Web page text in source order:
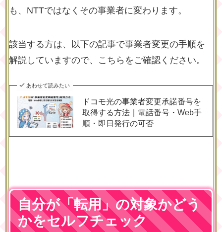
も、NTTではなくその事業者に変わります。
該当する方は、以下の記事で事業者変更の手順を
解説していますので、こちらをご確認ください。
あわせて読みたい
ドコモ光の事業者変更承諾番号を
取得する方法｜電話番号・Web手
順・即日発行の可否
自分が「転用」の対象かどう
かをセルフチェック